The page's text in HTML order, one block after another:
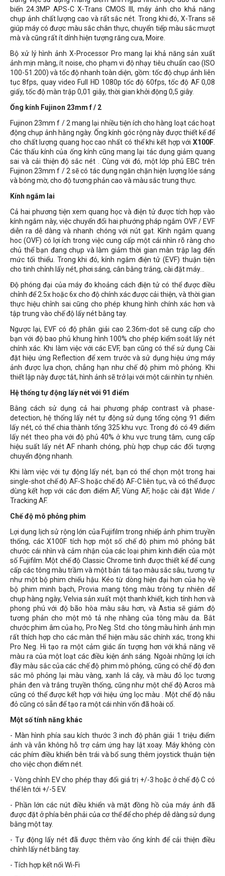
biến 24.3MP APS-C X-Trans CMOS III, máy ảnh cho khả năng
chụp ảnh chất lượng cao và rất sắc nét. Trong khi đó, X-Trans sẽ
giúp máy có được màu sắc chân thực, chuyển tiếp màu sắc mượt
mà và cũng rất ít dính hiện tượng răng cưa, Moire.
Bộ xử lý hình ảnh X-Processor Pro mang lại khả năng sản xuất
ảnh mịn màng, ít noise, cho phạm vi độ nhạy tiêu chuẩn cao (ISO
100-51.200) và tốc độ nhanh toàn diện, gồm: tốc độ chụp ảnh liên
tục 8fps, quay video Full HD 1080p tốc độ 60fps, tốc độ AF 0,08
giấy, tốc độ màn trập 0,01 giây, thời gian khởi động 0,5 giây.
Ống kính Fujinon 23mm f / 2
Fujinon 23mm f / 2 mang lại nhiều tiện ích cho hàng loạt các hoạt
động chụp ảnh hằng ngày. Ống kính góc rộng này được thiết kế để
cho chất lượng quang học cao nhất có thể khi kết hợp với X100F
Các thấu kính của ống kính cũng mang lại tác dụng giảm quang
sai và cải thiện độ sắc nét . Cùng với đó, một lớp phủ EBC trên
Fujinon 23mm f / 2 sẽ có tác dụng ngăn chặn hiện lượng lóe sáng
và bóng mờ, cho độ tương phản cao và màu sắc trung thực.
Kính ngắm lai
Cả hai phương tiện xem quang học và điện tử được tích hợp vào
kính ngắm này, việc chuyển đổi hai phướng pháp ngắm OVF / EVF
diễn ra dễ dàng và nhanh chóng với nút gạt. Kính ngắm quang
hoc (OVF) có lợi ích trong việc cung cấp một cái nhìn rõ ràng cho
chủ thể bạn đang chụp và làm giảm thời gian màn trập lag đến
mức tối thiểu. Trong khi đó, kính ngắm điện tử (EVF) thuận tiện
cho tinh chỉnh lấy nét, phơi sáng, cân bằng trắng, cài đặt máy...
Độ phóng đại của máy đo khoảng cách điện tử có thể được điều
chỉnh để 2.5x hoặc 6x cho độ chính xác được cải thiện, và thời gian
thực hiệu chỉnh sai cũng cho phép khung hình chính xác hơn và
tập trung vào chế độ lấy nét bằng tay.
Ngược lại, EVF có độ phân giải cao 2.36m-dot sẽ cung cấp cho
bạn với độ bao phủ khung hình 100% cho phép kiểm soát lấy nét
chính xác. Khi làm việc với các EVF, bạn cũng có thể sử dụng Cài
đặt hiệu ứng Reflection để xem trước và sử dụng hiệu ứng máy
ảnh được lựa chọn, chẳng hạn như chế độ phim mô phỏng. Khi
thiết lập này được tắt, hình ảnh sẽ trở lại với một cái nhìn tự nhiên.
Hệ thống tự động lấy nét với 91 điểm
Bằng cách sử dụng cả hai phương pháp contrast và phase-
detection, hệ thống lấy nét tự động sử dụng tổng cộng 91 điểm
lấy nét, có thể chia thành tổng 325 khu vực. Trong đó có 49 điểm
lấy nét theo pha với độ phủ 40% ở khu vực trung tâm, cung cấp
hiệu suất lấy nét AF nhanh chóng, phù hợp chụp các đối tượng
chuyển động nhanh.
Khi làm việc với tự động lấy nét, bạn có thể chọn một trong hai
single-shot chế độ AF-S hoặc chế độ AF-C liên tục, và có thể được
dùng kết hợp với các đơn điểm AF, Vùng AF, hoặc cài đặt Wide /
Tracking AF.
Chế độ mô phỏng phim
Lợi dụng lịch sử rộng lớn của Fujifilm trong nhiếp ảnh phim truyền
thống, các X100F tích hợp một số chế độ phim mô phỏng bắt
chước cái nhìn và cảm nhận của các loại phim kinh điển của một
số Fujifilm. Một chế độ Classic Chrome tinh được thiết kế để cung
cấp các tông màu trầm và một bản tái tạo màu sắc sâu, tương tự
như một bộ phim chiếu hậu. Kéo từ dòng hiện đại hơn của họ về
bộ phim minh bạch, Provia mang tông màu trông tự nhiên để
chụp hàng ngày, Velvia sản xuất một thanh khiết, kịch tính hơn và
phong phú với độ bão hòa màu sâu hơn, và Astia sẽ giảm độ
tương phản cho một mô tả nhẹ nhàng của tông màu da. Bắt
chước phim âm của họ, Pro Neg. Std. cho tông màu hình ảnh mịn
rất thích hợp cho các màn thể hiện màu sắc chính xác, trong khi
Pro Neg. Hi tạo ra một cảm giác ấn tượng hơn với khả năng vẽ
màu ra của một loạt các điều kiện ánh sáng. Ngoài những lợi ích
đầy màu sắc của các chế độ phim mô phỏng, cũng có chế độ đơn
sắc mô phỏng lại màu vàng, xanh lá cây, và màu đỏ lọc tương
phản đen và trắng truyền thống, cũng như một chế độ Acros mà
cũng có thể được kết hợp với hiệu ứng lọc màu . Một chế độ nâu
đỏ cũng có sẵn để tạo ra một cái nhìn vốn đã hoài cổ.
Một số tính năng khác
- Màn hình phía sau kích thước 3 inch độ phân giải 1 triệu điểm
ảnh và vẫn không hỗ trợ cảm ứng hay lật xoay. Máy không còn
các phím điều khiển bên trái và bổ sung thêm joystick thuận tiện
cho việc chọn điểm nét.
- Vòng chỉnh EV cho phép thay đổi giá trị +/-3 hoặc ở chế độ C có
thể lên tới +/-5 EV.
- Phần lớn các nút điều khiển và mặt đồng hồ của máy ảnh đã
được đặt ở phía bên phải của cơ thể để cho phép dễ dàng sử dụng
bằng một tay.
- Tự động lấy nét đã được thêm vào ống kính để cải thiện điều
chỉnh lấy nét bằng tay.
- Tích hợp kết nối Wi-Fi